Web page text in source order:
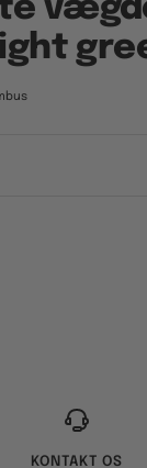
KONTAKT OS